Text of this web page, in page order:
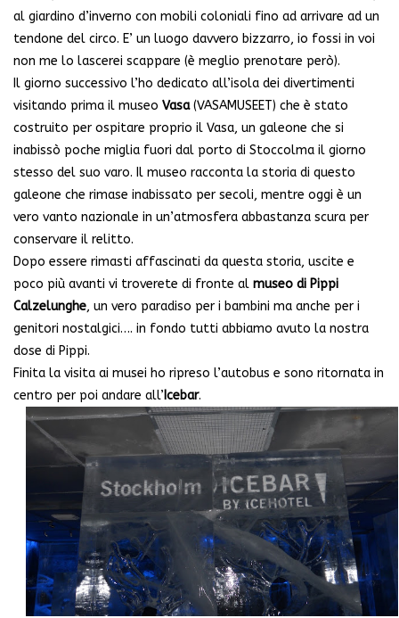
al giardino d’inverno con mobili coloniali fino ad arrivare ad un
tendone del circo. E’ un luogo davvero bizzarro, io fossi in voi
non me lo lascerei scappare (è meglio prenotare però).
Il giorno successivo l’ho dedicato all’isola dei divertimenti
visitando prima il museo Vasa(VASAMUSEET) che è stato
costruito per ospitare proprio il Vasa, un galeone che si
inabissò poche miglia fuori dal porto di Stoccolma il giorno
stesso del suo varo. Il museo racconta la storia di questo
galeone che rimase inabissato per secoli, mentre oggi è un
vero vanto nazionale in un’atmosfera abbastanza scura per
conservare il relitto.
Dopo essere rimasti affascinati da questa storia, uscite e
poco più avanti vi troverete di fronte al museo di Pippi
Calzelunghe, un vero paradiso per i bambini ma anche per i
genitori nostalgici…. in fondo tutti abbiamo avuto la nostra
dose di Pippi.
Finita la visita ai musei ho ripreso l’autobus e sono ritornata in
centro per poi andare all’ Icebar.